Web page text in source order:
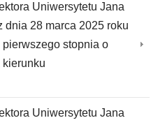
Uniwersytetu Jana
28 marca 2025 roku
stopnia o
Uniwersytetu Jana